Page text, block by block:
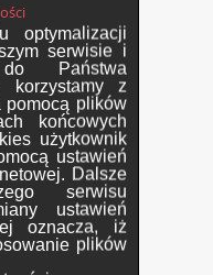
optymalizacji
serwisie i
Państwa
korzystamy z
pomocą plików
końcowych
użytkownik
ustawień
Dalsze
serwisu
ustawień
oznacza, iż
plików